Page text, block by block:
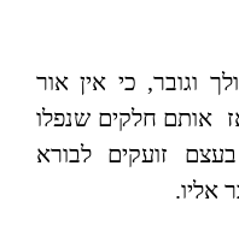
וגובר, כי אין אור
אותם חלקים שנפלו
זועקים לבורא
אליו.